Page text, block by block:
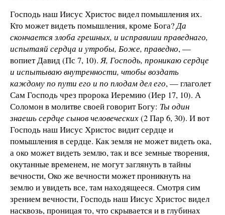
Господь наш Иисус Христос видел помышления их.
Кто может видеть помышления, кроме Бога?Да
скончается злоба грешных, и исправиши праведнаго,
испытаяй сердца и утробы, Боже, праведно, —
вопиет Давид (Пс 7, 10).Я, Господь, проникаю сердце
и испытываю внутренности, чтобы воздать
каждому по пути его и по плодам дел его, — глаголет
Сам Господь чрез пророка Иеремию (Иер 17, 10). А
Соломон в молитве своей говорит Богу: Ты один
знаешь сердце сынов человеческих(2 Пар 6, 30). И вот
Господь наш Иисус Христос видит сердце и
помышления в сердце. Как земля не может видеть ока,
а око может видеть землю, так и все земные творения,
окутанные временем, не могут заглянуть в тайны
вечности, Око же вечности может проникнуть на
землю и увидеть все, там находящееся. Смотря сим
зрением вечности, Господь наш Иисус Христос видел
насквозь, проницая то, что скрывается и в глубинах